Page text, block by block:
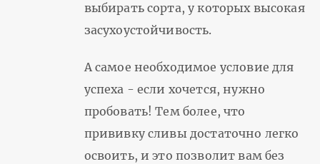
выбирать сорта, у которых высокая
засухоустойчивость.
А самое необходимое условие для
успеха - если хочется, нужно
пробовать! Тем более, что
прививку сливы достаточно легко
освоить, и это позволит вам без